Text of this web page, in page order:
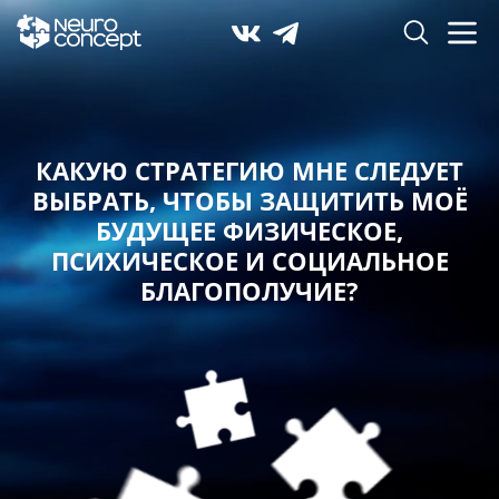
КАКУЮ СТРАТЕГИЮ МНЕ СЛЕДУЕТ
ВЫБРАТЬ,ЧТОБЫ ЗАЩИТИТЬ МОЁ
БУДУЩЕЕ ФИЗИЧЕСКОЕ,
ПСИХИЧЕСКОЕ И СОЦИАЛЬНОЕ
БЛАГОПОЛУЧИЕ?